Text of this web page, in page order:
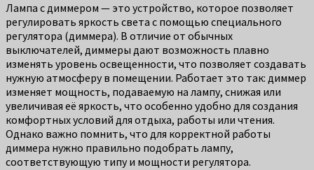
Лампа с диммером — это устройство, которое позволяет
регулировать яркость света с помощью специального
регулятора (диммера). В отличие от обычных
выключателей, диммеры дают возможность плавно
изменять уровень освещенности, что позволяет создавать
нужную атмосферу в помещении. Работает это так: диммер
изменяет мощность, подаваемую на лампу, снижая или
увеличивая её яркость, что особенно удобно для создания
комфортных условий для отдыха, работы или чтения.
Однако важно помнить, что для корректной работы
диммера нужно правильно подобрать лампу,
соответствующую типу и мощности регулятора.